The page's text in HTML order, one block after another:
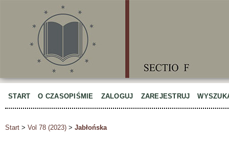
START O CZASOPIŚMIE ZALOGUJ ZAREJESTRUJ
Start > Vol 78 (2023) > Jabłońska